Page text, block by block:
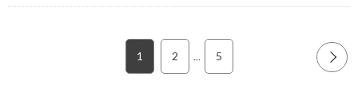
1 2 … 5 NEXT